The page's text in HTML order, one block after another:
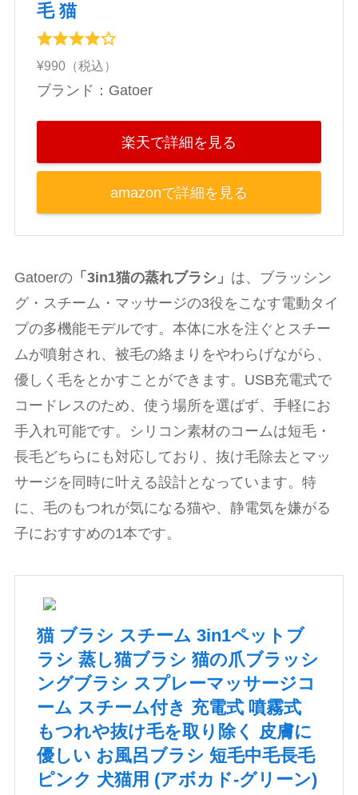
毛 猫
¥990（税込）
ブランド：Gatoer
楽天で詳細を見る
amazonで詳細を見る
Gatoerの「3in1猫の蒸れブラシ」 は、ブラッシン
グ・スチーム・マッサージの3役をこなす電動タイ
プの多機能モデルです。本体に水を注ぐとスチー
ムが噴射され、被毛の絡まりをやわらげながら、
優しく毛をとかすことができます。USB充電式で
コードレスのため、使う場所を選ばず、手軽にお
手入れ可能です。シリコン素材のコームは短毛・
長毛どちらにも対応しており、抜け毛除去とマッ
サージを同時に叶える設計となっています。特
に、毛のもつれが気になる猫や、静電気を嫌がる
子におすすめの1本です。
猫 ブラシ スチーム 3in1ペットブ
ラシ 蒸し猫ブラシ 猫の爪ブラッシ
ングブラシ スプレーマッサージコ
ーム スチーム付き 充電式 噴霧式
もつれや抜け毛を取り除く 皮膚に
優しい お風呂ブラシ 短毛中毛長毛
ピンク 犬猫用 (アボカド-グリーン)